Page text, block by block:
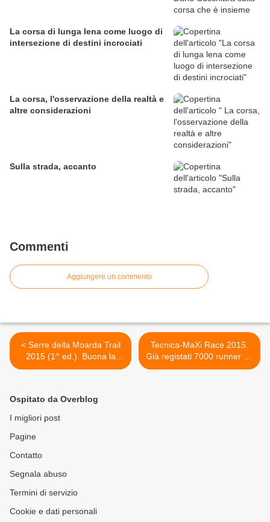
La corsa di lunga lena come luogo di
intersezione di destini incrociati
La corsa, l'osservazione della realtà e
altre considerazioni
Sulla strada, accanto
Commenti
Aggiungere un commento
< Serre della Moarda Trail
2015 (1^ ed.). Buona la
prima ed un grande Bravo!
Tecnica-MaXi Race 2015.
Già registati 7000 runner da
51 nazioni per sette diversi
Ospitato da Overblog
I migliori post
Pagine
Contatto
Segnala abuso
Termini di servizio
Cookie e dati personali